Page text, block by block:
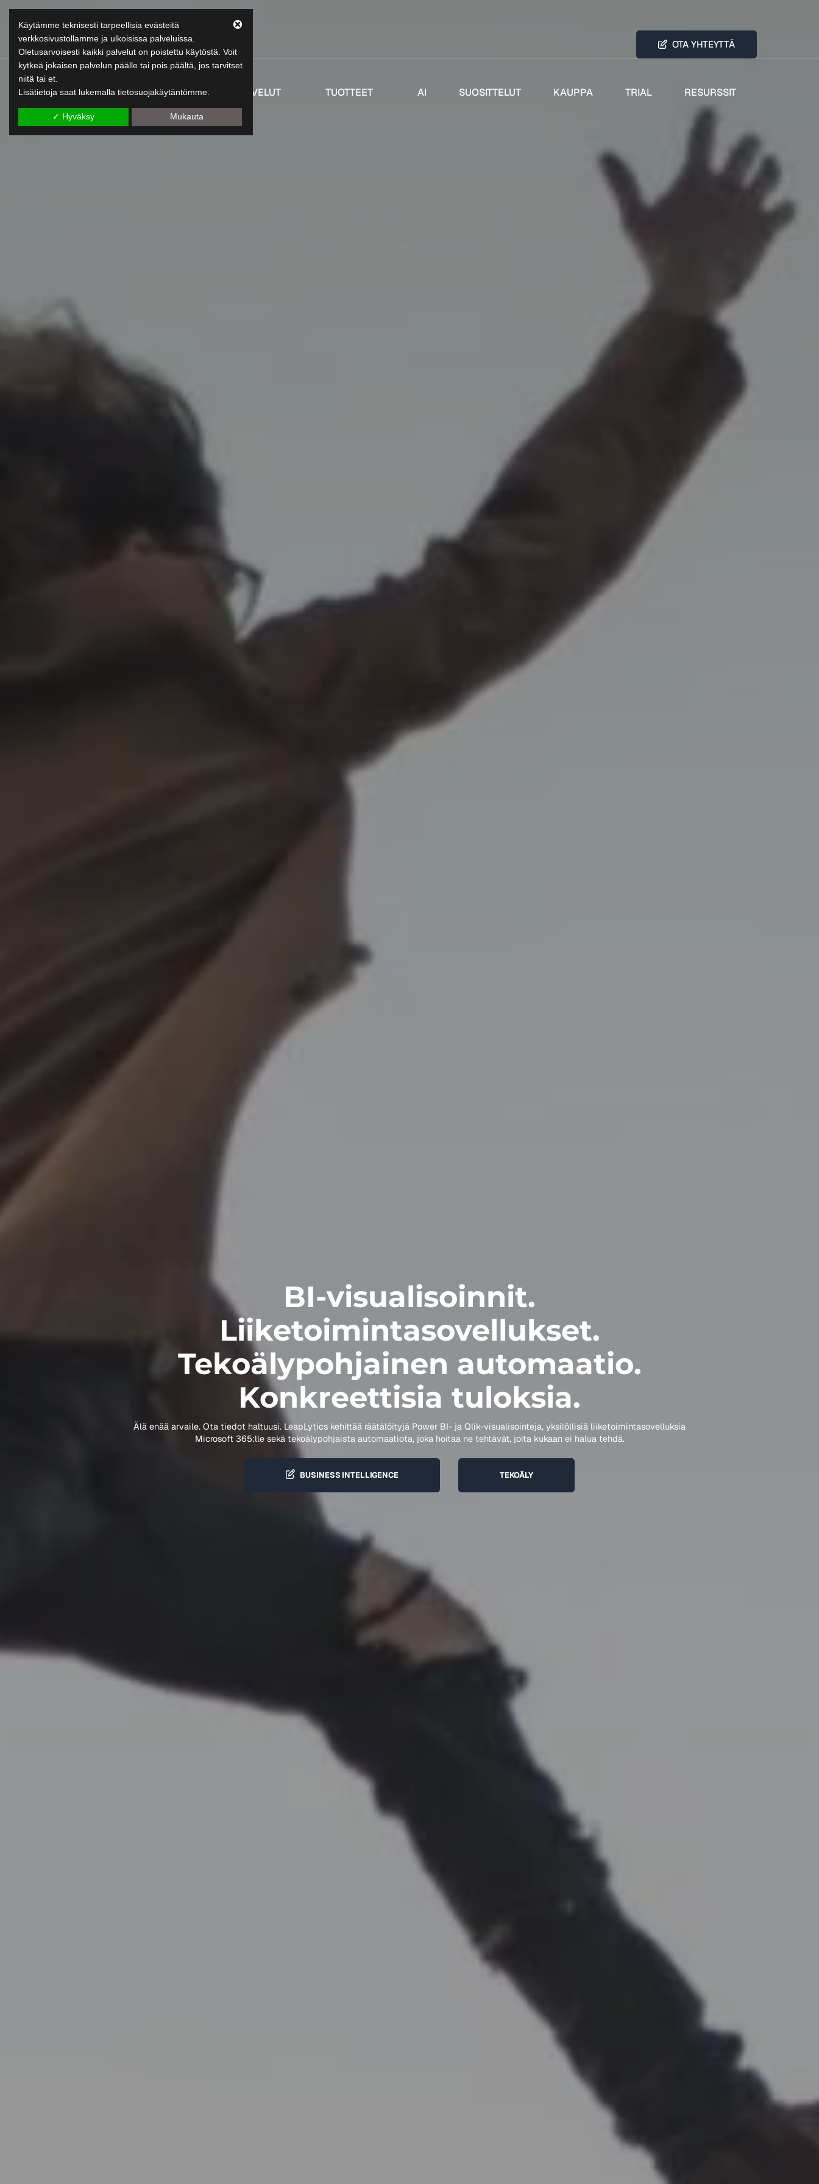
OTA YHTEYTTÄ
Leap-raportointiratkaisut
PALVELUT TUOTTEET AI SUOSITTELUT KAUPPA TRIAL RESURSSIT
BI-visualisoinnit.
Liiketoimintasovellukset.
Tekoälypohjainen automaatio.
Konkreettisia tuloksia.
Älä enää arvaile. Ota tiedot haltuusi. LeapLytics kehittää räätälöityjä Power BI- ja Qlik-visualisointeja, yksilöllisiä liiketoimintasovelluksia
Microsoft 365:lle sekä tekoälypohjaista automaatiota, joka hoitaa ne tehtävät, joita kukaan ei halua tehdä.
BUSINESS INTELLIGENCE TEKOÄLY
Käytämme teknisesti tarpeellisia evästeitä
verkkosivustollamme ja ulkoisissa palveluissa.
Oletusarvoisesti kaikki palvelut on poistettu käytöstä. Voit
kytkeä jokaisen palvelun päälle tai pois päältä, jos tarvitset
niitä tai et.
Lisätietoja saat lukemalla tietosuojakäytäntömme.
✓ Hyväksy Mukauta